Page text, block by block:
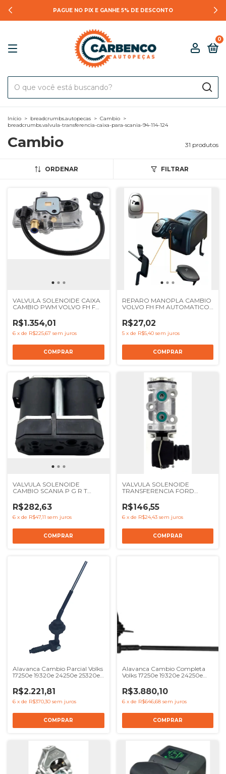
PAGUE NO PIX E GANHE 5% DE DESCONTO
0
Início > breadcrumbs.autopecas > Cambio >
breadcrumbs.valvula-transferencia-caixa-para-scania-94-114-124
Cambio 31 produtos
ORDENAR FILTRAR
VALVULA SOLENOIDE CAIXA
CAMBIO PWM VOLVO FH FM
VMX ONIBUS - REF 21710522
20584497 21965253 22327063
R$1.354,01
6 x de R$225,67 sem juros
REPARO MANOPLA CAMBIO
VOLVO FH FM AUTOMATICO
R$27,02
5 x de R$5,40 sem juros
VALVULA SOLENOIDE
CAMBIO SCANIA P G R T
GRSO905 - REF 1493771
R$282,63
6 x de R$47,11 sem juros
VALVULA SOLENOIDE
TRANSFERENCIA FORD
TECTOR 2009 A 2018 VOLVO
VMX - REF 503356201
BH1X7595AA 21266510 1010079
R$146,55
6 x de R$24,43 sem juros
Alavanca Cambio Parcial Volks
17250e 19320e 24250e 25320e -
R$2.221,81
6 x de R$370,30 sem juros
Alavanca Cambio Completa
Volks 17250e 19320e 24250e
R$3.880,10
6 x de R$646,68 sem juros